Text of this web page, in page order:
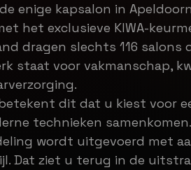
enige kapsalon in
het exclusieve KIWA-
dragen slechts 116 salons
staat voor vakmanschap,
dit dat u kiest voor
technieken
wordt uitgevoerd met
Dat ziet u terug in de